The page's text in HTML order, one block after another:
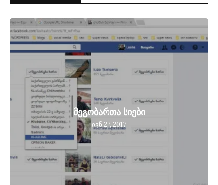
მეგობართა სიები
ივნ 27, 2017